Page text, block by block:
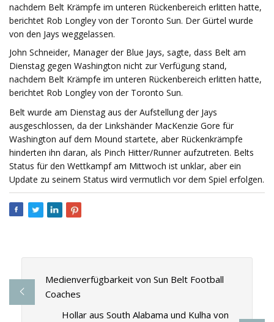
nachdem Belt Krämpfe im unteren Rückenbereich erlitten hatte,
berichtet Rob Longley von der Toronto Sun. Der Gürtel wurde
von den Jays weggelassen.
John Schneider, Manager der Blue Jays, sagte, dass Belt am
Dienstag gegen Washington nicht zur Verfügung stand,
nachdem Belt Krämpfe im unteren Rückenbereich erlitten hatte,
berichtet Rob Longley von der Toronto Sun.
Belt wurde am Dienstag aus der Aufstellung der Jays
ausgeschlossen, da der Linkshänder MacKenzie Gore für
Washington auf dem Mound startete, aber Rückenkrämpfe
hinderten ihn daran, als Pinch Hitter/Runner aufzutreten. Belts
Status für den Wettkampf am Mittwoch ist unklar, aber ein
Update zu seinem Status wird vermutlich vor dem Spiel erfolgen.
Medienverfügbarkeit von Sun Belt Football
Coaches
Hollar aus South Alabama und Kulha von